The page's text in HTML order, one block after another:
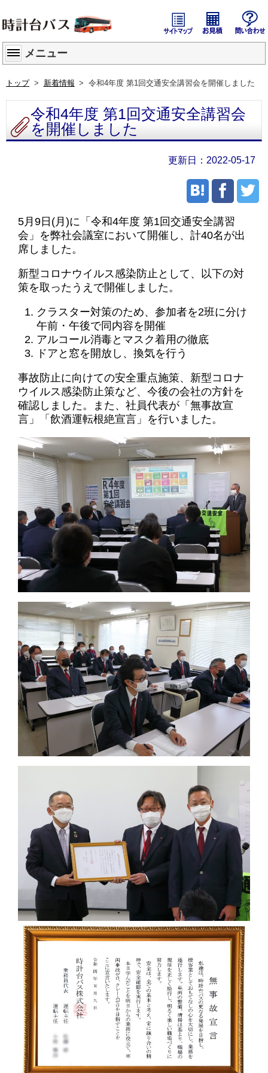
貸切バス
サイトマップ
メニュー
トップ 新着情報 令和4年度 第1回交通安全講習会を開催しました
令和4年度 第1回交通安全講習会
を開催しました
2022-05-17
5月9日(月)に「令和4年度 第1回交通安全講習
会」を弊社会議室において開催し、計40名が出
席しました。
新型コロナウイルス感染防止として、以下の対
策を取ったうえで開催しました。
クラスター対策のため、参加者を2班に分け
午前・午後で同内容を開催
アルコール消毒とマスク着用の徹底
ドアと窓を開放し、換気を行う
事故防止に向けての安全重点施策、新型コロナ
ウイルス感染防止策など、今後の会社の方針を
確認しました。また、社員代表が「無事故宣
言」「飲酒運転根絶宣言」を行いました。